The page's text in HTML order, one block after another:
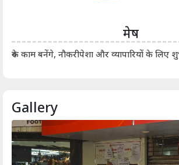
मेष
रुके काम बनेंगे, नौकरीपेशा और व्यापारियों के लिए
Gallery